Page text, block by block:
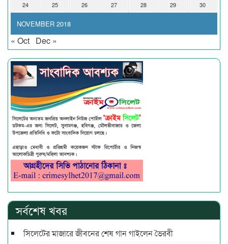
NOVEMBER 2018
24
25 26 27 28 29 30
« Oct Dec »
সর্বশেষ খবর
সিলেটের মাজারে জীবনের শেষ গান গাইলেন ভৈরবী